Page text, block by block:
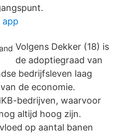
app
Volgens Dekker (18) is
de adoptiegraad van
bedrijfsleven laag
de economie.
bedrijven, waarvoor
altijd hoog zijn.
op aantal banen